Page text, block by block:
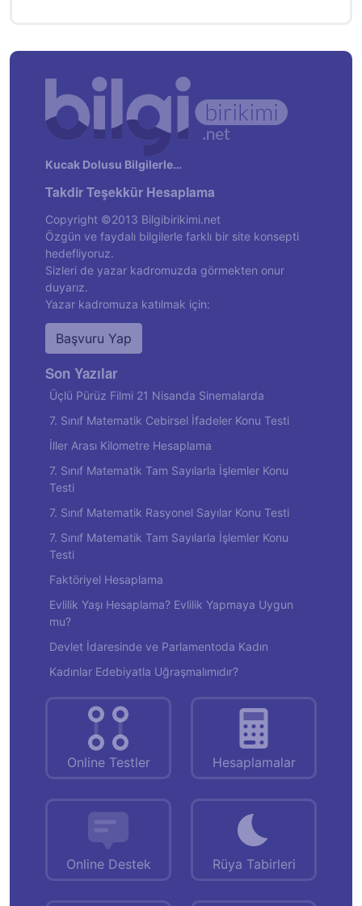
Kucak Dolusu Bilgilerle…
Takdir Teşekkür Hesaplama
Copyright ©2013 Bilgibirikimi.net
Özgün ve faydalı bilgilerle farklı bir site konsepti
hedefliyoruz.
Sizleri de yazar kadromuzda görmekten onur
duyarız.
Yazar kadromuza katılmak için:
Başvuru Yap
Son Yazılar
Üçlü Pürüz Filmi 21 Nisanda Sinemalarda
7. Sınıf Matematik Cebirsel İfadeler Konu Testi
İller Arası Kilometre Hesaplama
7. Sınıf Matematik Tam Sayılarla İşlemler Konu
Testi
7. Sınıf Matematik Rasyonel Sayılar Konu Testi
7. Sınıf Matematik Tam Sayılarla İşlemler Konu
Testi
Faktöriyel Hesaplama
Evlilik Yaşı Hesaplama? Evlilik Yapmaya Uygun
mu?
Devlet İdaresinde ve Parlamentoda Kadın
Kadınlar Edebiyatla Uğraşmalımıdır?
Online Testler Hesaplamalar
Online Destek Rüya Tabirleri